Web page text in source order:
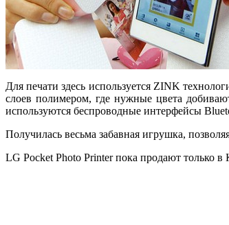
Для печати здесь используется ZINK
слоев полимером, где нужные цвета
используются беспроводные интерфейсы
Получилась весьма забавная игрушка,
LG Pocket Photo Printer пока продают только